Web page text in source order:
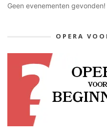
Geen evenementen gevonden!
OPERA